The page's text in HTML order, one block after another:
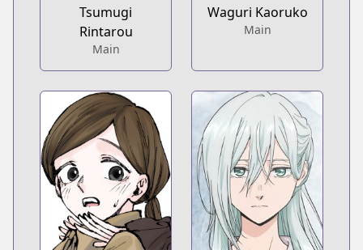
Tsumugi
Rintarou
Main
Waguri Kaoruko
Main